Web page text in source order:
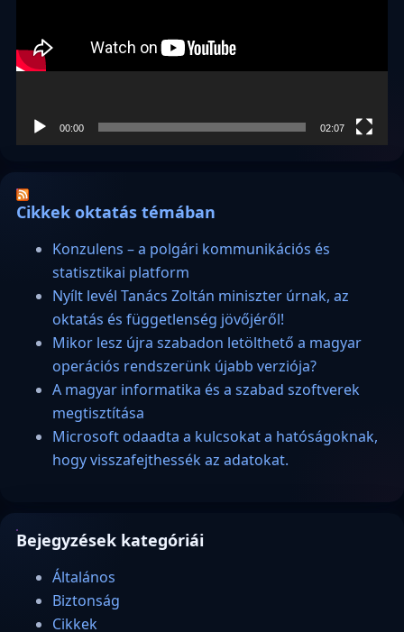
00:00 02:07
Cikkek oktatás témában
Konzulens – a polgári kommunikációs és
statisztikai platform
Nyílt levél Tanács Zoltán miniszter úrnak, az
oktatás és függetlenség jövőjéről!
Mikor lesz újra szabadon letölthető a magyar
operációs rendszerünk újabb verziója?
A magyar informatika és a szabad szoftverek
megtisztítása
Microsoft odaadta a kulcsokat a hatóságoknak,
hogy visszafejthessék az adatokat.
Bejegyzések kategóriái
Általános
Biztonság
Cikkek